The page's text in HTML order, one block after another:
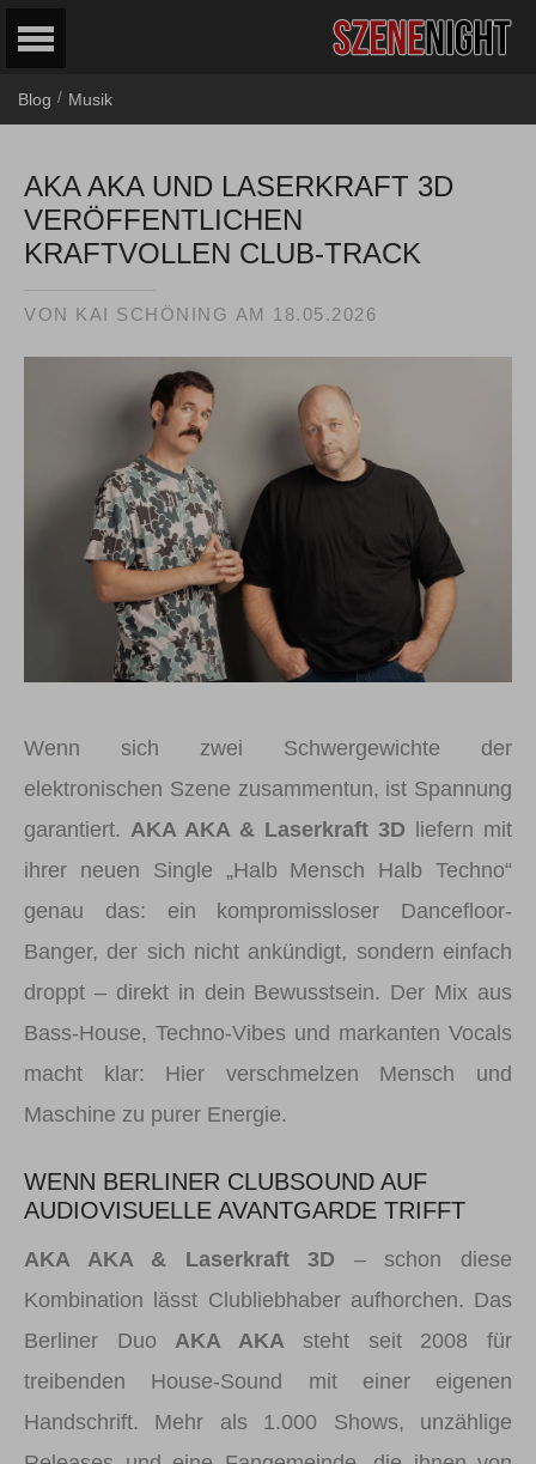
Blog / Musik
AKA AKA UND LASERKRAFT 3D
VERÖFFENTLICHEN
KRAFTVOLLEN CLUB-TRACK
VON KAI SCHÖNING AM 18.05.2026
Wenn sich zwei Schwergewichte der
elektronischen Szene zusammentun, ist Spannung
garantiert. AKA AKA & Laserkraft 3D liefern mit
ihrer neuen Single „Halb Mensch Halb Techno“
genau das: ein kompromissloser Dancefloor-
Banger, der sich nicht ankündigt, sondern einfach
droppt – direkt in dein Bewusstsein. Der Mix aus
Bass-House, Techno-Vibes und markanten Vocals
macht klar: Hier verschmelzen Mensch und
Maschine zu purer Energie.
WENN BERLINER CLUBSOUND AUF
AUDIOVISUELLE AVANTGARDE TRIFFT
AKA AKA & Laserkraft 3D – schon diese
Kombination lässt Clubliebhaber aufhorchen. Das
Berliner DuoAKA AKAsteht seit 2008 für
treibenden House-Sound mit einer eigenen
Handschrift. Mehr als 1.000 Shows, unzählige